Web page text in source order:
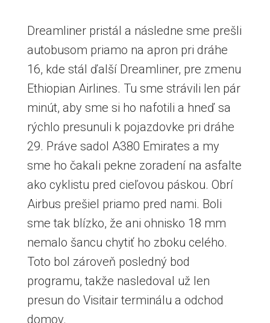
Dreamliner pristál a následne sme prešli
autobusom priamo na apron pri dráhe
16, kde stál ďalší Dreamliner, pre zmenu
Ethiopian Airlines. Tu sme strávili len pár
minút, aby sme si ho nafotili a hneď sa
rýchlo presunuli k pojazdovke pri dráhe
29. Práve sadol A380 Emirates a my
sme ho čakali pekne zoradení na asfalte
ako cyklistu pred cieľovou páskou. Obrí
Airbus prešiel priamo pred nami. Boli
sme tak blízko, že ani ohnisko 18 mm
nemalo šancu chytiť ho zboku celého.
Toto bol zároveň posledný bod
programu, takže nasledoval už len
presun do Visitair terminálu a odchod
domov.